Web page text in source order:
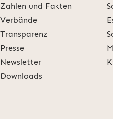
Zahlen und Fakten
Verbände
Transparenz
Presse
Newsletter
Downloads